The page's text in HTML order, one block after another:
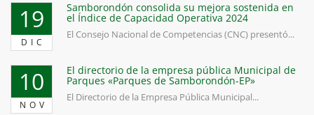
19
DIC
Samborondón consolida su mejora sostenida en
el Índice de Capacidad Operativa 2024
El Consejo Nacional de Competencias (CNC) presentó...
10
NOV
El directorio de la empresa pública Municipal de
Parques «Parques de Samborondón-EP»
El Directorio de la Empresa Pública Municipal...